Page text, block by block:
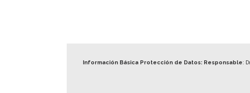
Información Básica Protección de Datos: Responsable: